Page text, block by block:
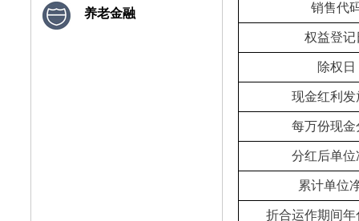
养老金融 销售代
权益登记
除权日
现金红利发
每万份现金
分红后单位
累计单位
折合运作期间年